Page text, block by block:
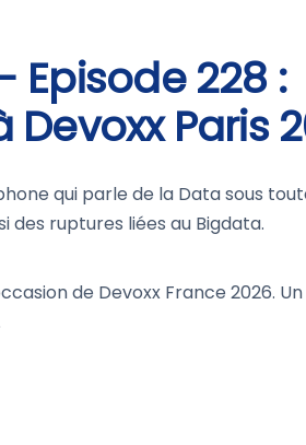
Episode 228 :
Paris
qui parle de la Data sous
des ruptures liées au Bigdata.
de Devoxx France 2026.